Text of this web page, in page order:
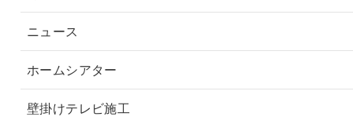
ニュース
ホームシアター
壁掛けテレビ施工